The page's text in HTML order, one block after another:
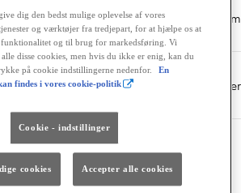
1676 mm
5 sæder
dig den bedst mulige oplevelse af vores
og værktøjer fra tredjepart, for at hjælpe os at
funktionalitet og til brug for markedsføring. Vi
disse cookies, men hvis du ikke er enig, kan du
på cookie indstillingerne nedenfor.
En
findes i vores cookie-politik
Cookie - indstillinger
cookies Accepter alle cookies